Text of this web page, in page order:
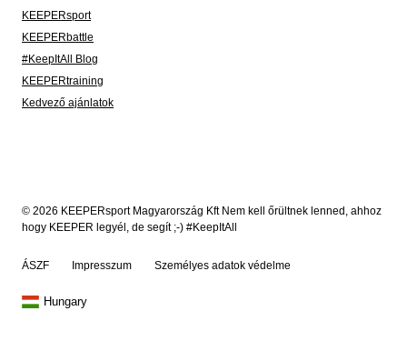
KEEPERsport
KEEPERbattle
#KeepItAll Blog
KEEPERtraining
Kedvező ajánlatok
© 2026 KEEPERsport Magyarország Kft Nem kell őrültnek lenned, ahhoz
hogy KEEPER legyél, de segít ;-) #KeepItAll
ÁSZF Impresszum Személyes adatok védelme
Hungary